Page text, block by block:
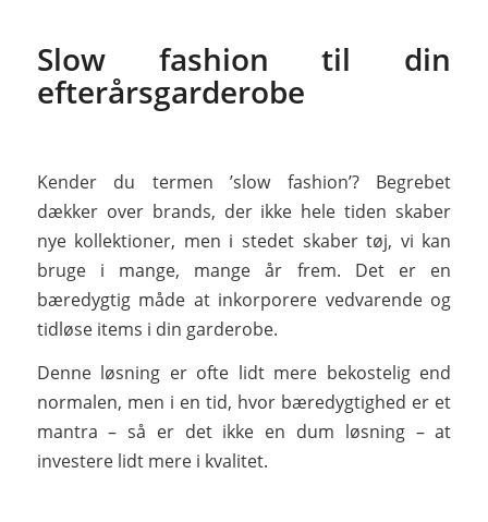
Slow fashion til din
efterårsgarderobe
Kender du termen ’slow fashion’? Begrebet
dækker over brands, der ikke hele tiden skaber
nye kollektioner, men i stedet skaber tøj, vi kan
bruge i mange, mange år frem. Det er en
bæredygtig måde at inkorporere vedvarende og
tidløse items i din garderobe.
Denne løsning er ofte lidt mere bekostelig end
normalen, men i en tid, hvor bæredygtighed er et
mantra – så er det ikke en dum løsning – at
investere lidt mere i kvalitet.